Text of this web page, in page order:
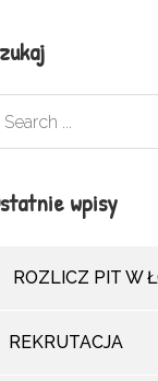
wpisy
ROZLICZ PIT W
REKRUTACJA